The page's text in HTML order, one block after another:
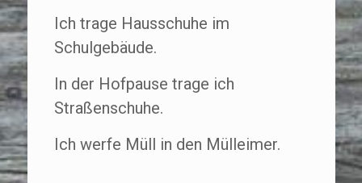
Ich trage Hausschuhe im
Schulgebäude.
In der Hofpause trage ich
Straßenschuhe.
Ich werfe Müll in den Mülleimer.